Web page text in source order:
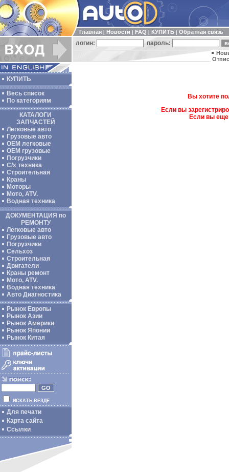
Главная Новости FAQ КУПИТЬ Обратная связь
логин: пароль:
КУПИТЬ
Весь список
По категориям
КАТАЛОГИ
ЗАПЧАСТЕЙ
Легковые авто
Грузовые авто
ОЕМ легковые
OEM грузовые
Погрузчики
С/х техника
Строительная
Краны
Моторы
Мото, ATV.
Водная техника
ДОКУМЕНТАЦИЯ по
РЕМОНТУ
Легковые авто
Грузовые авто
Погрузчики
Сельхоз
Строительная
Двигатели
Краны ремонт
Мото, ATV.
Водная техника
Авто Диагностика
Рынок Европы
Рынок Азии
Рынок Америки
Рынок Японии
Рынок Китая
ИСКАТЬ ВЕЗДЕ
Для печати
Карта сайта
Ссылки
Вы хотите
Если вы
Если вы еще